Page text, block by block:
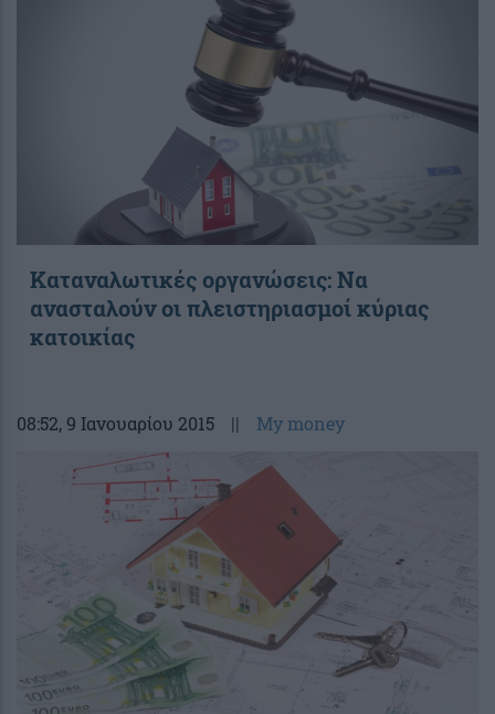
Καταναλωτικές οργανώσεις: Να
ανασταλούν οι πλειστηριασμοί κύριας
κατοικίας
08:52, 9 Ιανουαρίου 2015 || My money